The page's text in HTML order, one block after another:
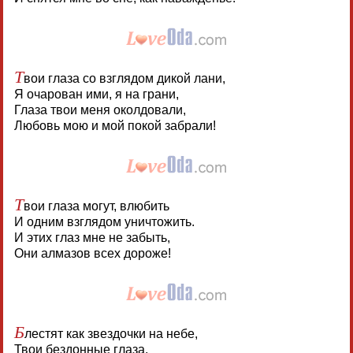
Твои глаза со взглядом дикой лани,
Я очарован ими, я на грани,
Глаза твои меня околдовали,
Любовь мою и мой покой забрали!
Твои глаза могут, влюбить
И одним взглядом уничтожить.
И этих глаз мне не забыть,
Они алмазов всех дороже!
Блестят как звездочки на небе,
Твои бездонные глаза,